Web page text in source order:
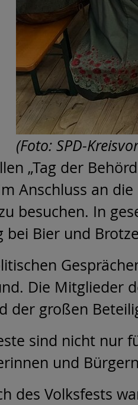
(Foto: SPD-
„Tag der
Anschluss an
besuchen. In
bei Bier und
Die Mitglieder
der großen
sind nicht nur
und
des Volksfests